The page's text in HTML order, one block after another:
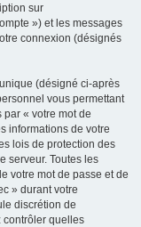
sur
») et les messages
connexion (désignés
(désigné ci-après
vous permettant
« votre mot de
informations de votre
lois de protection des
serveur. Toutes les
votre mot de passe et de
» durant votre
discrétion de
contrôler quelles